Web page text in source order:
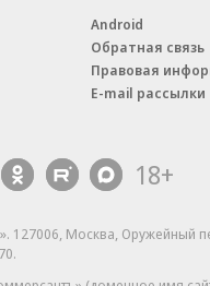
Android
Обратная связь
Правовая
E-mail рассылки
18+
127006, Москва, Оружейный